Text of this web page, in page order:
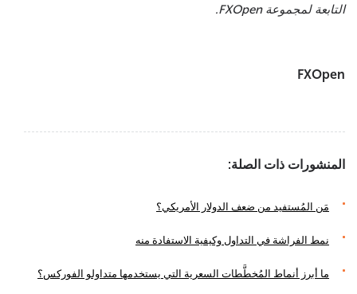
التابعة لمجموعة FXOpen.
FXOpen
المنشورات ذات الصلة:
مَن المُستفيد من ضعف الدولار الأمريكي؟
نمط الفراشة في التداول وكيفية الاستفادة منه
ما أبرز أنماط المُخطَّطات السعرية التي يستخدمها متداولو الفوركس؟